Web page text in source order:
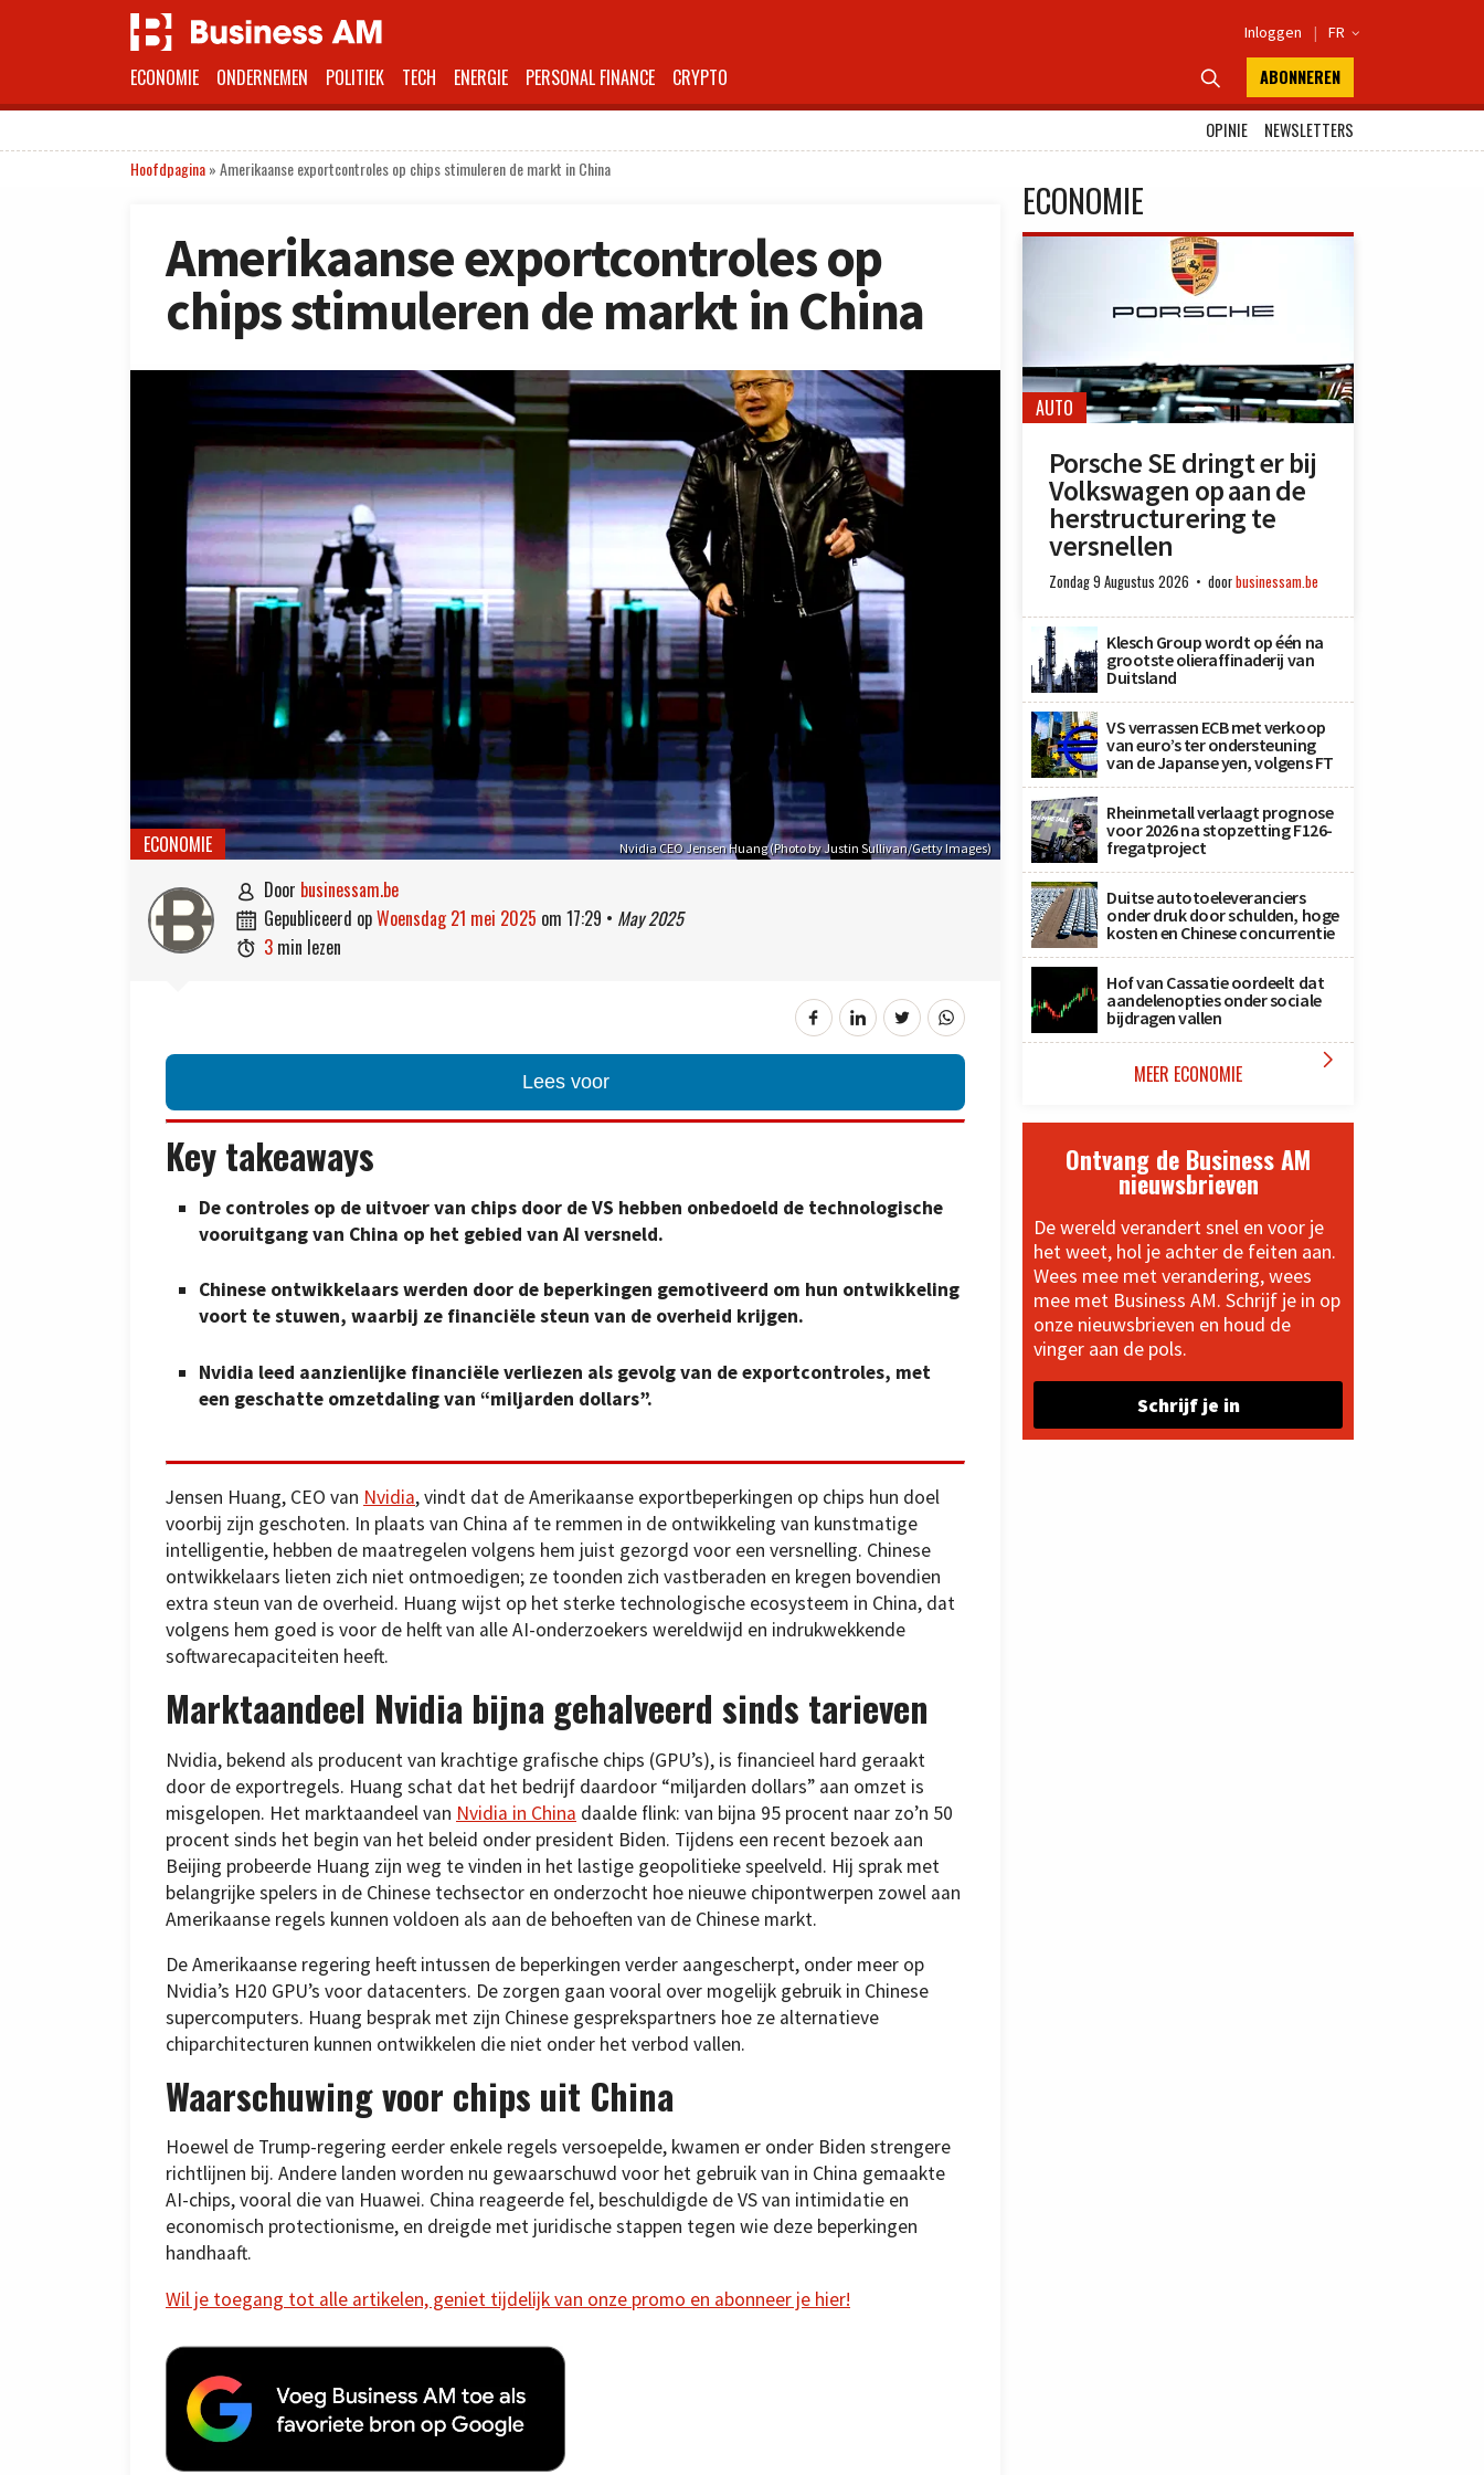
Inloggen | FR 
ECONOMIE ONDERNEMEN POLITIEK TECH ENERGIE PERSONAL FINANCE CRYPTO  ABONNEREN
OPINIE
NEWSLETTERS
Hoofdpagina»Amerikaanse exportcontroles op chips stimuleren de markt in China
Amerikaanse exportcontroles op
chips stimuleren de markt in China
Nvidia CEO Jensen Huang (Photo by Justin Sullivan/Getty Images)
ECONOMIE
 door businessam.be
 gepubliceerd op woensdag 21 mei 2025 om 17:29 • May 2025
 3 min lezen
Lees voor
Key takeaways
De controles op de uitvoer van chips door de VS hebben onbedoeld de technologische
vooruitgang van China op het gebied van AI versneld.
Chinese ontwikkelaars werden door de beperkingen gemotiveerd om hun ontwikkeling
voort te stuwen, waarbij ze financiële steun van de overheid krijgen.
Nvidia leed aanzienlijke financiële verliezen als gevolg van de exportcontroles, met
een geschatte omzetdaling van “miljarden dollars”.
Jensen Huang, CEO van Nvidia, vindt dat de Amerikaanse exportbeperkingen op chips hun doel
voorbij zijn geschoten. In plaats van China af te remmen in de ontwikkeling van kunstmatige
intelligentie, hebben de maatregelen volgens hem juist gezorgd voor een versnelling. Chinese
ontwikkelaars lieten zich niet ontmoedigen; ze toonden zich vastberaden en kregen bovendien
extra steun van de overheid. Huang wijst op het sterke technologische ecosysteem in China, dat
volgens hem goed is voor de helft van alle AI-onderzoekers wereldwijd en indrukwekkende
softwarecapaciteiten heeft.
Marktaandeel Nvidia bijna gehalveerd sinds tarieven
Nvidia, bekend als producent van krachtige grafische chips (GPU’s), is financieel hard geraakt
door de exportregels. Huang schat dat het bedrijf daardoor “miljarden dollars” aan omzet is
misgelopen. Het marktaandeel van Nvidia in China daalde flink: van bijna 95 procent naar zo’n 50
procent sinds het begin van het beleid onder president Biden. Tijdens een recent bezoek aan
Beijing probeerde Huang zijn weg te vinden in het lastige geopolitieke speelveld. Hij sprak met
belangrijke spelers in de Chinese techsector en onderzocht hoe nieuwe chipontwerpen zowel aan
Amerikaanse regels kunnen voldoen als aan de behoeften van de Chinese markt.
De Amerikaanse regering heeft intussen de beperkingen verder aangescherpt, onder meer op
Nvidia’s H20 GPU’s voor datacenters. De zorgen gaan vooral over mogelijk gebruik in Chinese
supercomputers. Huang besprak met zijn Chinese gesprekspartners hoe ze alternatieve
chiparchitecturen kunnen ontwikkelen die niet onder het verbod vallen.
Waarschuwing voor chips uit China
Hoewel de Trump-regering eerder enkele regels versoepelde, kwamen er onder Biden strengere
richtlijnen bij. Andere landen worden nu gewaarschuwd voor het gebruik van in China gemaakte
AI-chips, vooral die van Huawei. China reageerde fel, beschuldigde de VS van intimidatie en
economisch protectionisme, en dreigde met juridische stappen tegen wie deze beperkingen
handhaaft.
Wil je toegang tot alle artikelen, geniet tijdelijk van onze promo en abonneer je hier!
ECONOMIE
AUTO
Porsche SE dringt er bij
Volkswagen op aan de
herstructurering te
versnellen
Zondag 9 Augustus 2026 doorbusinessam.be
Klesch Group wordt op één na
grootste olieraffinaderij van
Duitsland
VS verrassen ECB met verkoop
van euro’s ter ondersteuning
van de Japanse yen, volgens FT
Rheinmetall verlaagt prognose
voor 2026 na stopzetting F126-
fregatproject
Duitse autotoeleveranciers
onder druk door schulden, hoge
kosten en Chinese concurrentie
Hof van Cassatie oordeelt dat
aandelenopties onder sociale
bijdragen vallen
MEER ECONOMIE 
Ontvang de Business AM
nieuwsbrieven
De wereld verandert snel en voor je
het weet, hol je achter de feiten aan.
Wees mee met verandering, wees
mee met Business AM. Schrijf je in op
onze nieuwsbrieven en houd de
vinger aan de pols.
Schrijf je in